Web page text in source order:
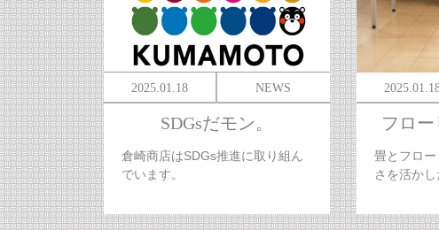
2025.01.18 NEWS
SDGsだモン。
倉崎商店はSDGs推進に取り組ん
でいます。
フロ
畳とフロ
さを活かし